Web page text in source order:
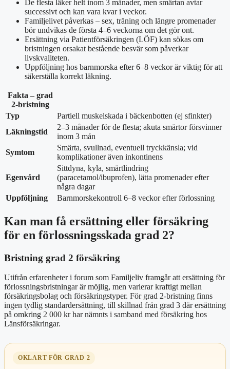
De flesta läker helt inom 3 månader, men smärtan avtar
successivt och kan vara kvar i veckor.
Familjelivet påverkas – sex, träning och längre promenader
bör undvikas de första 4–6 veckorna om det gör ont.
Ersättning via Patientförsäkringen (LÖF) kan sökas om
bristningen orsakat bestående besvär som påverkar
livskvaliteten.
Uppföljning hos barnmorska efter 6–8 veckor är viktig för att
säkerställa korrekt läkning.
Fakta – grad
2-bristning
Typ
Partiell muskelskada i bäckenbotten (ej sfinkter)
Läkningstid
2–3 månader för de flesta; akuta smärtor försvinner
inom 3 mån
Symtom
Smärta, svullnad, eventuell tryckkänsla; vid
komplikationer även inkontinens
Egenvård
Sittdyna, kyla, smärtlindring
(paracetamol/ibuprofen), lätta promenader efter
några dagar
Uppföljning
Barnmorskekontroll 6–8 veckor efter förlossning
Kan man få ersättning eller försäkring
för en förlossningsskada grad 2?
Bristning grad 2 försäkring
Utifrån erfarenheter i forum som Familjeliv framgår att ersättning för
förlossningsbristningar är möjlig, men varierar kraftigt mellan
försäkringsbolag och försäkringstyper. För grad 2-bristning finns
ingen tydlig standardersättning, till skillnad från grad 3 där ersättning
på omkring 2 000 kr har nämnts i samband med försäkring hos
Länsförsäkringar.
OKLART FÖR GRAD 2